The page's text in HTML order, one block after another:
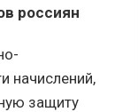
россиян
начислений,
защиту